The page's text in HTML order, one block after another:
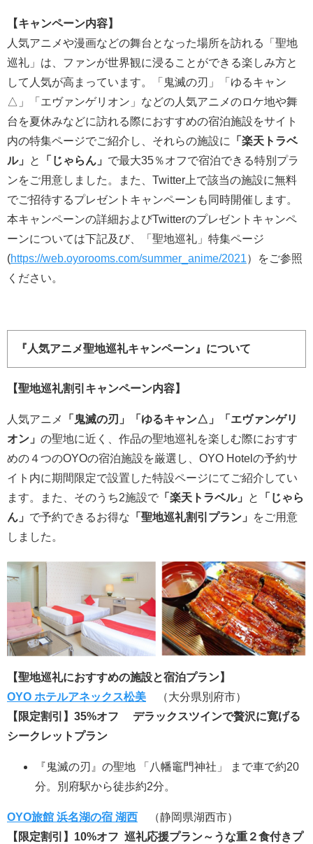
【キャンペーン内容】
人気アニメや漫画などの舞台となった場所を訪れる「聖地
巡礼」は、ファンが世界観に浸ることができる楽しみ方と
して人気が高まっています。「鬼滅の刃」「ゆるキャン
△」「エヴァンゲリオン」などの人気アニメのロケ地や舞
台を夏休みなどに訪れる際におすすめの宿泊施設をサイト
内の特集ページでご紹介し、それらの施設に
「楽天トラベ
ル」
と 「じゃらん」 で最大35％オフで宿泊できる特別プラ
ンをご用意しました。また、Twitter上で該当の施設に無料
でご招待するプレゼントキャンペーンも同時開催します。
本キャンペーンの詳細およびTwitterのプレゼントキャンペ
ーンについては下記及び、「聖地巡礼」特集ページ
(https://web.oyorooms.com/summer_anime/2021）をご参照
ください。
『人気アニメ聖地巡礼キャンペーン』について
【聖地巡礼割引キャンペーン内容】
人気アニメ
「鬼滅の刃」「ゆるキャン△」「エヴァンゲリ
オン」 の聖地に近く、作品の聖地巡礼を楽しむ際におすす
めの４つのOYOの宿泊施設を厳選し、OYO Hotelの予約サ
イト内に期間限定で設置した特設ページにてご紹介してい
ます。また、そのうち2施設で 「楽天トラベル」 と
「じゃら
ん」 で予約できるお得な 「聖地巡礼割引プラン」
をご用意
しました。
【聖地巡礼におすすめの施設と宿泊プラン】
OYO ホテルアネックス松美 （大分県別府市）
【限定割引】35%オフ デラックスツインで贅沢に寛げる
シークレットプラン
『鬼滅の刃』の聖地 「八幡竈門神社」 まで車で約20
分。別府駅から徒歩約2分。
OYO旅館 浜名湖の宿 湖西 （静岡県湖西市）
【限定割引】10%オフ 巡礼応援プラン～うな重２食付きプ